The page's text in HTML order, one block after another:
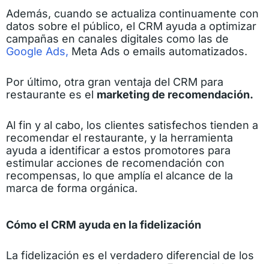
Además, cuando se actualiza continuamente con
datos sobre el público, el CRM ayuda a optimizar
campañas en canales digitales como las de
Google Ads, Meta Ads o emails automatizados.
Por último, otra gran ventaja del CRM para
restaurante es el marketing de recomendación.
Al fin y al cabo, los clientes satisfechos tienden a
recomendar el restaurante, y la herramienta
ayuda a identificar a estos promotores para
estimular acciones de recomendación con
recompensas, lo que amplía el alcance de la
marca de forma orgánica.
Cómo el CRM ayuda en la fidelización
La fidelización es el verdadero diferencial de los